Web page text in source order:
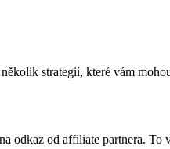
strategií, které vám
odkaz od affiliate partnera.